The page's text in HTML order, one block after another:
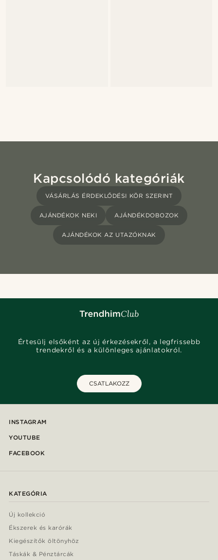
Kapcsolódó kategóriák
VÁSÁRLÁS ÉRDEKLŐDÉSI KÖR SZERINT
AJÁNDÉKOK NEKI AJÁNDÉKDOBOZOK
AJÁNDÉKOK AZ UTAZÓKNAK
Értesülj elsőként az új érkezésekről, a legfrissebb
trendekről és a különleges ajánlatokról.
CSATLAKOZZ
INSTAGRAM
YOUTUBE
FACEBOOK
KATEGÓRIA
Új kollekció
Ékszerek és karórák
Kiegészítők öltönyhöz
Táskák & Pénztárcák